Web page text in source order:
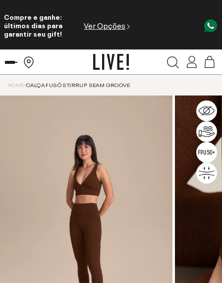
Compre e ganhe:
últimos dias para
garantir seu gift!
Ver Opções
HOME CALÇA FUSÔ STIRRUP SEAM GROOVE